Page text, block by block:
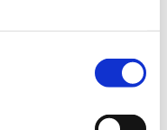
geografische
het actief te